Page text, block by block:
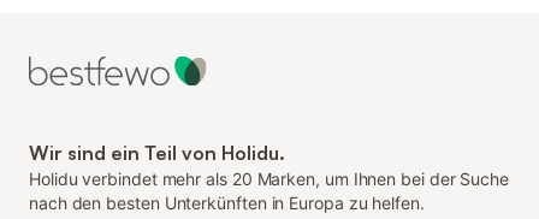
Wir sind ein Teil von Holidu.
Holidu verbindet mehr als 20 Marken, um Ihnen bei der Suche
nach den besten Unterkünften in Europa zu helfen.